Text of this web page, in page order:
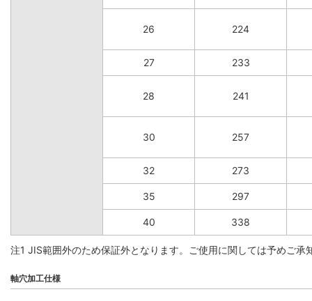
26 224
27 233
28 241
30 257
32 273
35 297
40 338
注1 JIS範囲外のため保証外となります。ご使用に関しては予めご承
軸穴加工仕様